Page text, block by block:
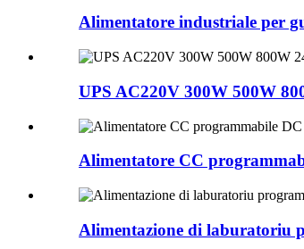
Alimentatore industriale per
UPS AC220V 300W 500W
Alimentatore CC
Alimentazione di laburatoriu